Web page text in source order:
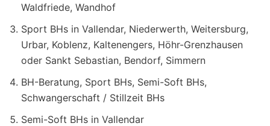
Waldfriede, Wandhof
Sport BHs in Vallendar, Niederwerth, Weitersburg,
Urbar, Koblenz, Kaltenengers, Höhr-Grenzhausen
oder Sankt Sebastian, Bendorf, Simmern
BH-Beratung, Sport BHs, Semi-Soft BHs,
Schwangerschaft / Stillzeit BHs
Semi-Soft BHs in Vallendar